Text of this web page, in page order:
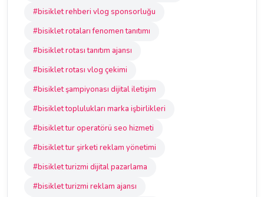
#bisiklet rehberi vlog sponsorluğu
#bisiklet rotaları fenomen tanıtımı
#bisiklet rotası tanıtım ajansı
#bisiklet rotası vlog çekimi
#bisiklet şampiyonası dijital iletişim
#bisiklet toplulukları marka işbirlikleri
#bisiklet tur operatörü seo hizmeti
#bisiklet tur şirketi reklam yönetimi
#bisiklet turizmi dijital pazarlama
#bisiklet turizmi reklam ajansı